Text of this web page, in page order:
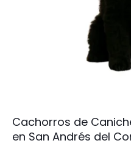
Cachorros de
en San Andrés del